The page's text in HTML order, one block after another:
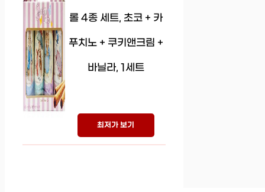
롤 4종 세트, 초코 + 카
푸치노 + 쿠키앤크림 +
바닐라, 1세트
최저가 보기